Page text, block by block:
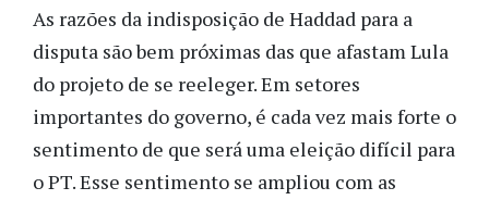
As razões da indisposição de Haddad para a
disputa são bem próximas das que afastam Lula
do projeto de se reeleger. Em setores
importantes do governo, é cada vez mais forte o
sentimento de que será uma eleição difícil para
o PT. Esse sentimento se ampliou com as